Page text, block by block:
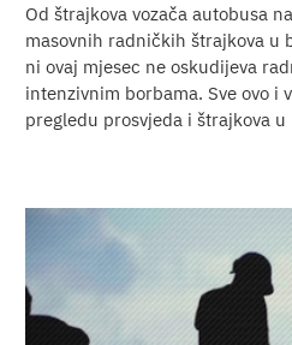
Od štrajkova vozača autobusa
masovnih radničkih štrajkova u
ni ovaj mjesec ne oskudijeva
intenzivnim borbama. Sve ovo i
pregledu prosvjeda i štrajkova